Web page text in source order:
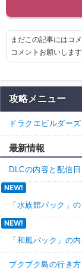
まだこの記事にはコ
コメントお願いします
攻略メニュー
ドラクエビルダー
最新情報
DLCの内容と配信
NEW!
「水族館パック」
NEW!
「和風パック」の
ブクブク島の行き